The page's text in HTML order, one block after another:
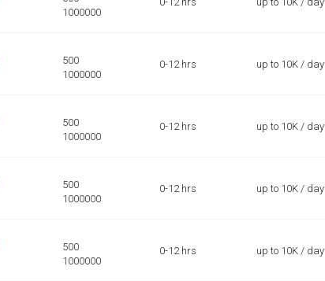
1000000
500
1000000
0-12 hrs up to 10K / day
500
1000000
0-12 hrs up to 10K / day
500
1000000
0-12 hrs up to 10K / day
500
1000000
0-12 hrs up to 10K / day